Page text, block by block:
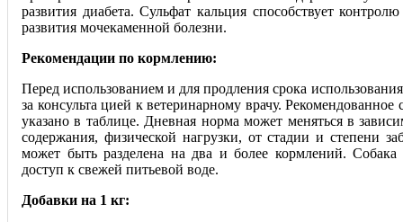
развития диабета. Сульфат кальция способствует
развития мочекаменной болезни.
Рекомендации по кормлению:
Перед использованием и для продления срока
за консульта цией к ветеринарному врачу. Рекомендованное
указано в таблице. Дневная норма может меняться в
содержания, физической нагрузки, от стадии и степени
может быть разделена на два и более кормлений.
доступ к свежей питьевой воде.
Добавки на 1 кг: